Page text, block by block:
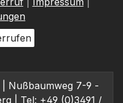
Nußbaumweg 7-9 -
| Tel: +49 (0)3491 /